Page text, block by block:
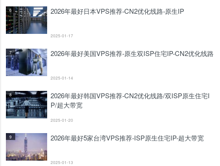
6 2026年最好日本VPS推荐-CN2优化线路-原生IP
2025-01-17
7 2026年最好美国VPS推荐-原生双ISP住宅IP-CN2优化线路
2025-01-14
8
2026年最好韩国VPS推荐-CN2优化线路/双ISP原生住宅I
P/超大带宽
2025-01-20
9 2026年最好5家台湾VPS推荐-ISP原生住宅IP-超大带宽
2025-01-13